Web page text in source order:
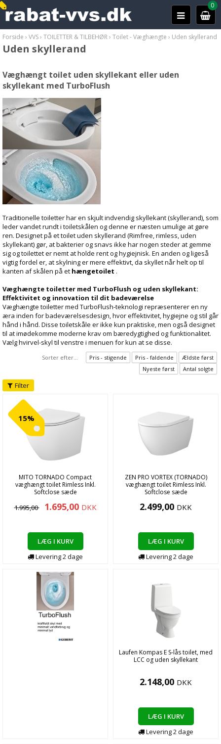
0
Forside › VVS› TOILETTER & TILBEHØR› Toilet - Væghængte › Uden skyllerand
Uden skyllerand
Væghængt toilet uden skyllekant eller uden
skyllekant med TurboFlush
Traditionelle toiletter har en skjult indvendig skyllekant (skyllerand), som
leder vandet rundt i toiletskålen og denne er næsten umulige at gøre
ren. Designet på et toilet uden skyllerand (Rimfree, rimless, uden
skyllekant) gør, at bakterier og snavs ikke har nogen steder at gemme
sig og toilettet er nemt at holde rent og hygiejnisk. En anden og ligeså
vigtig fordel er, at skylning er mere effektivt, da skyllet når helt op til
kanten af skålen på et hængetoilet .
Væghængte toiletter med TurboFlush og uden skyllekant:
Effektivitet og innovation til dit badeværelse
Væghængte toiletter med TurboFlush-teknologi repræsenterer en ny
æra inden for badeværelsesdesign, hvor effektivitet, hygiejne og stil går
hånd i hånd. Disse toiletskåle er ikke kun praktiske, men også designet
til at imødekomme moderne krav om bæredygtighed og funktionalitet.
Vælg hvirvel-skyl til venstre i menuen for kun at se disse.
Sorter efter... Pris - stigende Pris - faldende
Ældste først
Nyeste først
Antal solgte
Filter
15%
MITO TORNADO Compact
væghængt toilet Rimless Inkl.
Softclose sæde
1.995,00 1.695,00 DKK
LÆG I KURV
Levering2dage
ZEN PRO VORTEX (TORNADO)
væghængt toilet Rimless Inkl.
Softclose sæde
2.499,00 DKK
LÆG I KURV
Levering2dage
Laufen Kompas E S-lås toilet, med
LCC og uden skyllekant
2.148,00 DKK
LÆG I KURV
Levering2dage